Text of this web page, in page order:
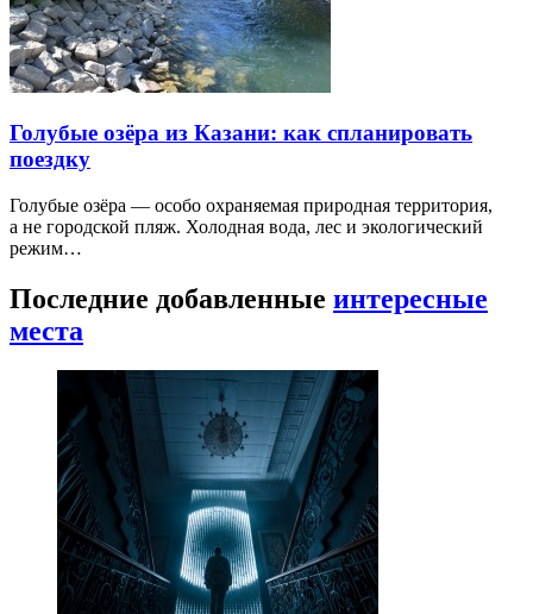
Голубые озёра из Казани: как спланировать
поездку
Голубые озёра — особо охраняемая природная территория,
а не городской пляж. Холодная вода, лес и экологический
режим…
Последние добавленные интересные
места